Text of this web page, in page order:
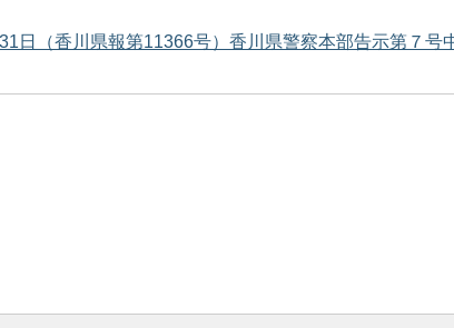
日（香川県報第11366号）香川県警察本部告示第７号